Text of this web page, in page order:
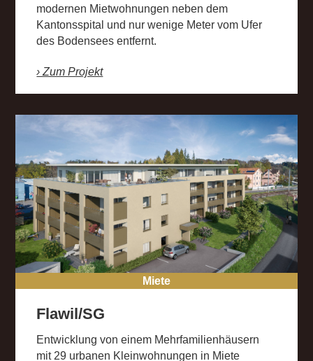
modernen Mietwohnungen neben dem
Kantonsspital und nur wenige Meter vom Ufer
des Bodensees entfernt.
› Zum Projekt
Miete
Flawil/SG
Entwicklung von einem Mehrfamilienhäusern
mit 29 urbanen Kleinwohnungen in Miete